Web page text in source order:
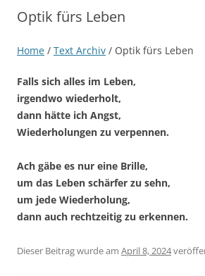
Optik fürs Leben
Home / Text Archiv / Optik fürs Leben
Falls sich alles im Leben,
irgendwo wiederholt,
dann hätte ich Angst,
Wiederholungen zu verpennen.
Ach gäbe es nur eine Brille,
um das Leben schärfer zu sehn,
um jede Wiederholung,
dann auch rechtzeitig zu erkennen.
Dieser Beitrag wurdeam April 8, 2024